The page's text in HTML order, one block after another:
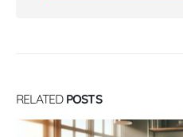
RELATED POSTS